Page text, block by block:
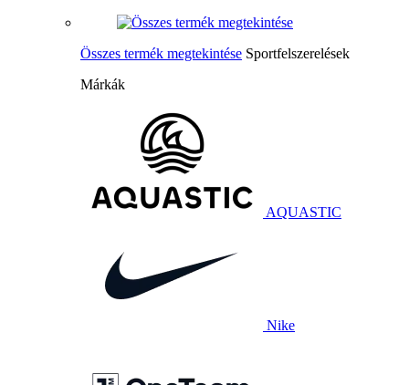
Összes termék megtekintése Sportfelszerelések
Márkák
AQUASTIC
Nike